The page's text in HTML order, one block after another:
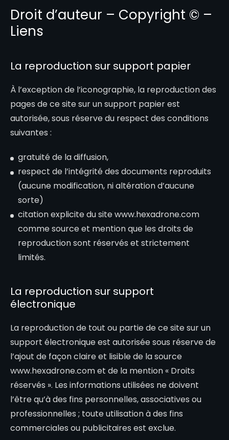
Droit d’auteur – Copyright © –
Liens
La reproduction sur support papier
À l’exception de l’iconographie, la reproduction des
pages de ce site sur un support papier est
autorisée, sous réserve du respect des conditions
suivantes :
gratuité de la diffusion,
respect de l’intégrité des documents reproduits
(aucune modification, ni altération d’aucune
sorte)
citation explicite du sitewww.hexadrone.com
comme source et mention que les droits de
reproduction sont réservés et strictement
limités.
La reproduction sur support
électronique
La reproduction de tout ou partie de ce site sur un
support électronique est autorisée sous réserve de
l’ajout de façon claire et lisible de la source
www.hexadrone.comet de la mention « Droits
réservés ». Les informations utilisées ne doivent
l’être qu’à des fins personnelles, associatives ou
professionnelles ; toute utilisation à des fins
commerciales ou publicitaires est exclue.